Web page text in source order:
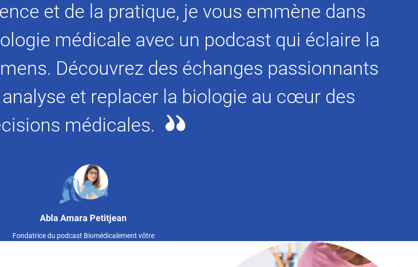
et de la pratique, je vous emmène dans
médicale avec un podcast qui éclaire la
Découvrez des échanges passionnants
et replacer la biologie au cœur des
médicales.
Abla Amara Petitjean
Fondatrice du podcast Biomédicalement vôtre